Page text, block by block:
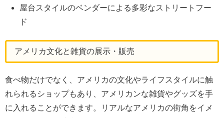
屋台スタイルのベンダーによる多彩なストリートフー
ド
アメリカ文化と雑貨の展示・販売
食べ物だけでなく、アメリカの文化やライフスタイルに触
れられるショップもあり、アメリカンな雑貨やグッズを手
に入れることができます。リアルなアメリカの街角をイメ